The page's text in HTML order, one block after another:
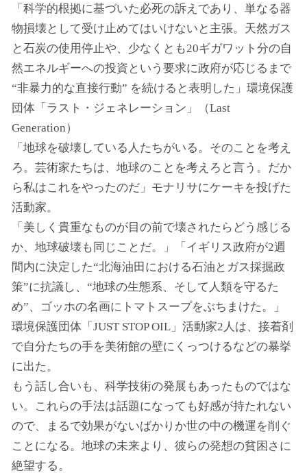
「科学的根拠に基づいた必死の訴えであり、単なる器
物損壊として受け止めてはいけないと主張。天然ガス
と石炭の使用停止や、少なくとも20ギガワット分の自
然エネルギーへの投資という要求に政府が応じるまで
“非暴力的な直接行動” を続けると表明した」環境保護
団体「ラスト・ジェネレーション」（Last
Generation）
「地球を破壊している人たちがいる。そのことを考え
ろ。芸術家たちは、地球のことを考えろと言う。だか
ら私はこれをやったのだ」モナリサにケーキを投げた
活動家。
「美しく貴重なものが目の前で壊されたらどう感じる
か、地球破壊も同じことだ。」「イギリス政府が2週
間内に決定した“北海油田における石油とガス採掘政
策”に抗議し、“地球の生態系、そして人類を守るた
め”、ゴッホの名画にトマトスープをぶちまけた。」
環境保護団体「JUST STOP OIL」活動家2人は、接着剤
で自分たちの手を美術館の壁にくっつけるなどの暴挙
に出た。
もう話し合いも、科学技術の発展もあったものではな
い。これらの手法は話題になっても好感が持たれない
ので、まるで効果がないばかりか世の中の機運を削ぐ
ことになる。地球の未来より、彼らの発想の貧困さに
絶望する。